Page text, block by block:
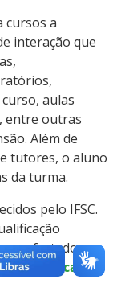
cursos a
interação que
aulas
entre outras
Além de
tutores, o aluno
da turma.
pelo IFSC.
ofertados
em cada